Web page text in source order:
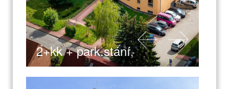
2+kk + park.stání, Praha 5